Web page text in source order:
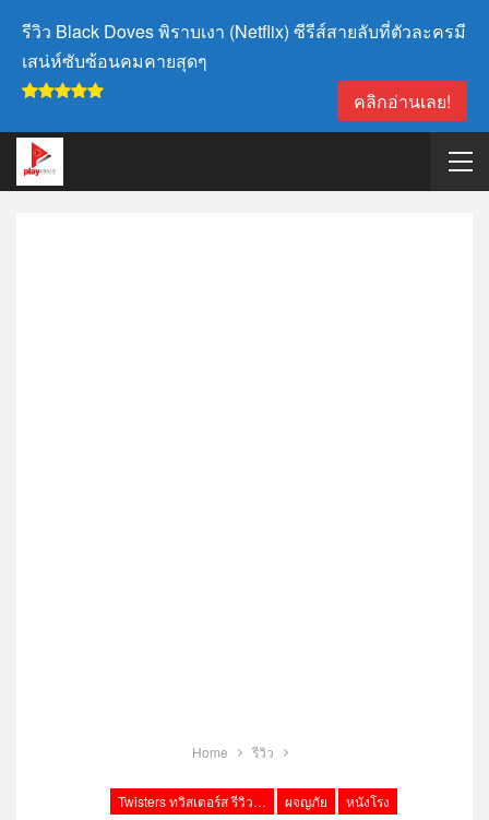
รีวิว Black Doves พิราบเงา (Netflix) ซีรีส์สายลับที่ตัวละครมี
เสน่ห์ซับซ้อนคมคายสุดๆ
คลิกอ่านเลย!
Home รีวิว
Twisters ทวิสเตอร์ส รีวิว Netflix ผจญภัย หนังโรง